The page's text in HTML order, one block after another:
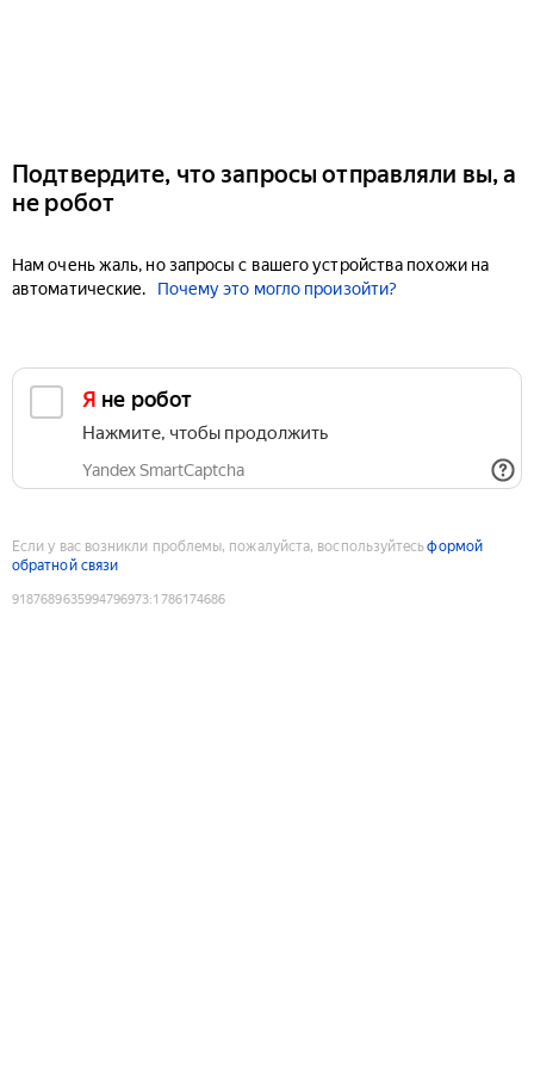
Подтвердите, что запросы отправляли вы, а
не робот
Нам очень жаль, но запросы с вашего устройства похожи на
автоматические.
Почему это могло произойти?
Я не робот
Нажмите, чтобы продолжить
Yandex SmartCaptcha
Если у вас возникли проблемы, пожалуйста, воспользуйтесьформой
обратной связи
9187689635994796973:1786174686